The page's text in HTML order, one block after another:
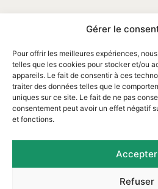
Gérer le
Pour offrir les meilleures expériences,
telles que les cookies pour stocker et/ou
appareils. Le fait de consentir à ces
traiter des données telles que le
uniques sur ce site. Le fait de ne pas
consentement peut avoir un effet négatif
et fonctions.
Accepter
Refuser
Email :